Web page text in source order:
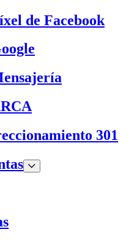
de Facebook
301